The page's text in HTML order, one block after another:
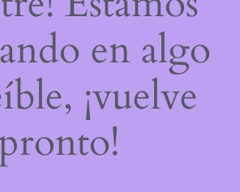
en algo
¡vuelve